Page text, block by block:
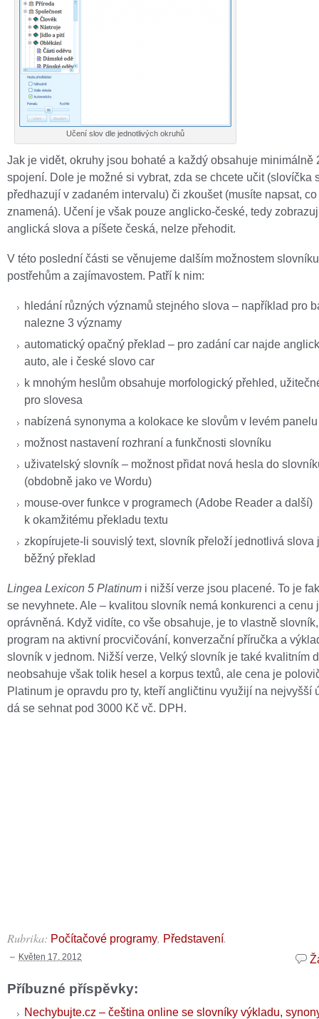
Učení slov dle jednotlivých okruhů
Jak je vidět, okruhy jsou bohaté a každý obsahuje minimálně
spojení. Dole je možné si vybrat, zda se chcete učit (slovíčka
předhazují v zadaném intervalu) či zkoušet (musíte napsat,
znamená). Učení je však pouze anglicko-české, tedy
anglická slova a píšete česká, nelze přehodit.
V této poslední části se věnujeme dalším možnostem
postřehům a zajímavostem. Patří k nim:
hledání různých významů stejného slova – například pro
nalezne 3 významy
automatický opačný překlad – pro zadání car najde
auto, ale i české slovo car
k mnohým heslům obsahuje morfologický přehled,
pro slovesa
nabízená synonyma a kolokace ke slovům v levém panelu
možnost nastavení rozhraní a funkčnosti slovníku
uživatelský slovník – možnost přidat nová hesla do
(obdobně jako ve Wordu)
mouse-over funkce v programech (Adobe Reader a další)
k okamžitému překladu textu
zkopírujete-li souvislý text, slovník přeloží jednotlivá slova
běžný překlad
Lingea Lexicon 5 Platinum i nižší verze jsou placené. To je
se nevyhnete. Ale – kvalitou slovník nemá konkurenci a cenu
oprávněná. Když vidíte, co vše obsahuje, je to vlastně
program na aktivní procvičování, konverzační příručka a
slovník v jednom. Nižší verze, Velký slovník je také kvalitním
neobsahuje však tolik hesel a korpus textů, ale cena je
Platinum je opravdu pro ty, kteří angličtinu využijí na nejvyšší
dá se sehnat pod 3000 Kč vč. DPH.
Rubrika: Počítačové programy, Představení.
Květen 17, 2012
Příbuzné příspěvky:
Nechybujte.cz – čeština online se slovníky výkladu,